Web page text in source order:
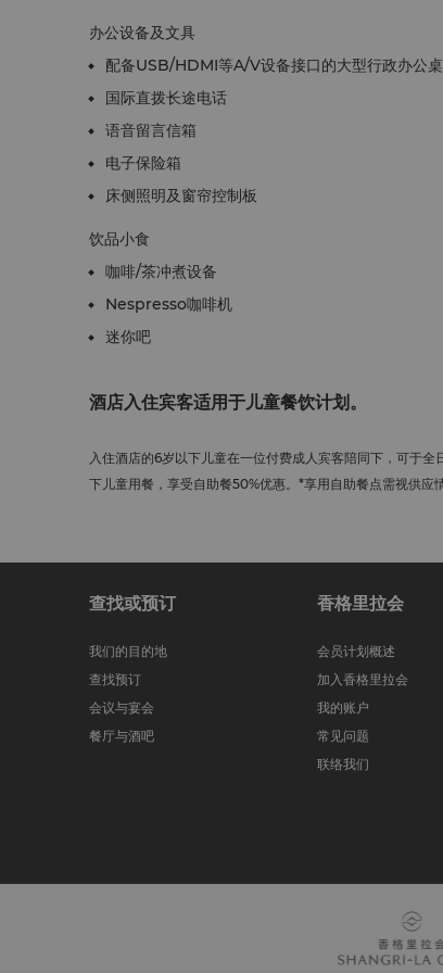
办公设备及文具
配备USB/HDMI等A/V设备接口的大型行政办公桌
国际直拨长途电话
语音留言信箱
电子保险箱
床侧照明及窗帘控制板
饮品小食
咖啡/茶冲煮设备
Nespresso咖啡机
迷你吧
酒店入住宾客适用于儿童餐饮计划。
入住酒店的6岁以下儿童在一位付费成人宾客陪同下，可于
下儿童用餐，享受自助餐50%优惠。*享用自助餐点需视供应
查找或预订
我们的目的地
查找预订
会议与宴会
餐厅与酒吧
香格里拉会
会员计划概述
加入香格里拉会
我的账户
常见问题
联络我们